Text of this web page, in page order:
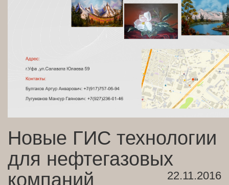
Новые ГИС технологии
для нефтегазовых
компаний
22.11.2016